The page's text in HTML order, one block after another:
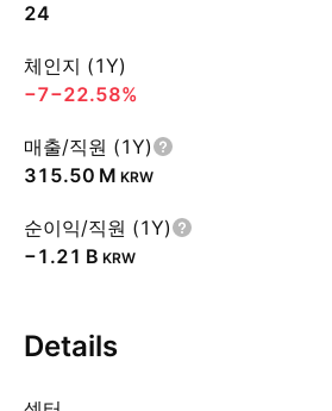
24
체인지 (1Y)
−7−22.58%
매출/직원 (1Y)
‪315.50 M‬ KRW
순이익/직원 (1Y)
‪−1.21 B‬ KRW
Details